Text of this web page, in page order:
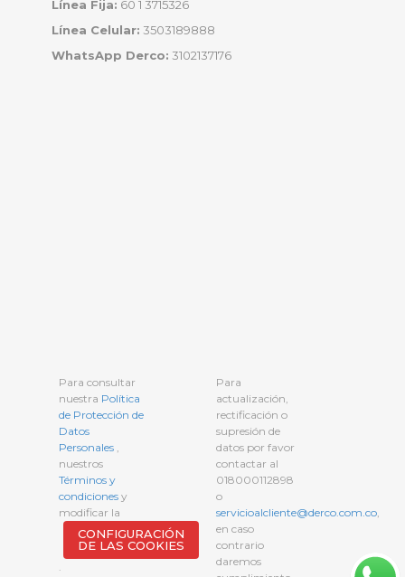
Línea Fija: 60 1 3715326
Línea Celular: 3503189888
WhatsApp Derco: 3102137176
Para consultar
nuestra Política
de Protección de
Datos
Personales ,
nuestros
Términos y
condiciones y
modificar la
CONFIGURACIÓN
DE LAS COOKIES
.
Para
actualización,
rectificación o
supresión de
datos por favor
contactar al
018000112898
o
servicioalcliente@derco.com.co,
en caso
contrario
daremos